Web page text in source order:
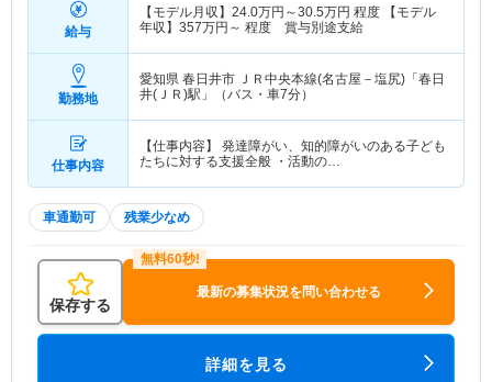
給与
【モデル月収】 24.0万円～30.5万円 程度 【モデル
年収】 357万円～ 程度 賞与別途支給
勤務地
愛知県 春日井市 ＪＲ中央本線(名古屋－塩尻)「春日
井(ＪＲ)駅」（バス・車7分）
仕事内容
【仕事内容】 発達障がい、知的障がいのある子ども
たちに対する支援全般 ・活動の…
車通勤可 残業少なめ
保存する
最新の募集状況を問い合わせる
詳細を見る